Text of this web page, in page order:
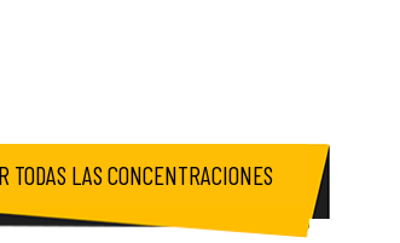
TODAS LAS CONCENTRACIONES